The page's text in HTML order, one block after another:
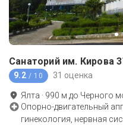
Санаторий им. Кирова 3
9.2 / 10 31 оценка
Ялта · 990 м до Черного
Опорно-двигательный
гинекология, нервная